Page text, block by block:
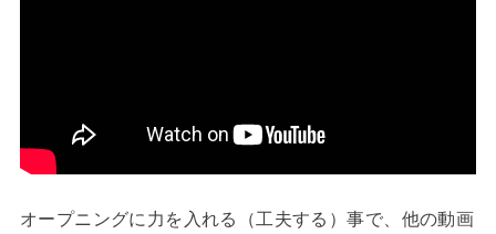
オープニングに力を入れる（工夫する）事で、他の動画